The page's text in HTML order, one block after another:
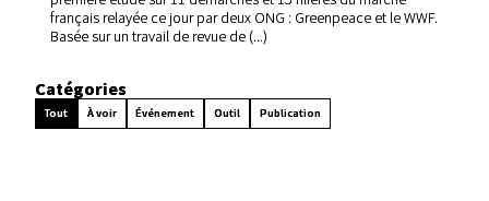
français relayée ce jour par deux ONG : Greenpeace et le WWF.
Basée sur un travail de revue de (...)
Catégories
Tout À voir Événement Outil Publication